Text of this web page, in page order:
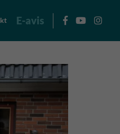
E-avis